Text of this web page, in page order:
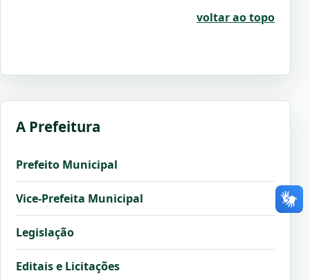
voltar ao topo
A Prefeitura
Prefeito Municipal
Vice-Prefeita Municipal
Legislação
Editais e Licitações